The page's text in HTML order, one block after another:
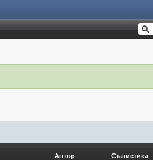
Автор Статистика